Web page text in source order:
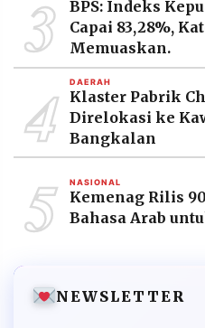
PRAMUDITA
3
BPS: Indeks
Capai 83,28%,
Memuaskan.
4 DAERAH
Klaster Pabrik
Direlokasi ke
Bangkalan
5 NASIONAL
Kemenag Rilis
Bahasa Arab
NEWSLETTER